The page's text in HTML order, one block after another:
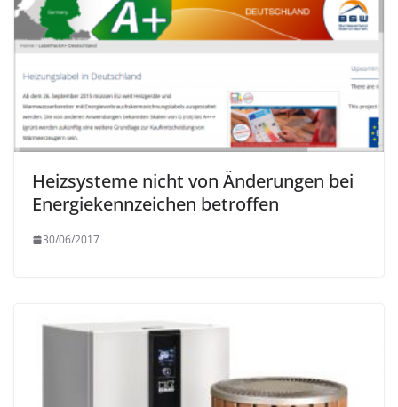
Heizsysteme nicht von Änderungen bei
Energiekennzeichen betroffen
30/06/2017